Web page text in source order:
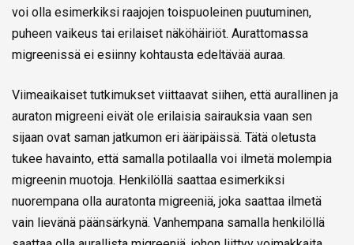
voi olla esimerkiksi raajojen toispuoleinen puutuminen,
puheen vaikeus tai erilaiset näköhäiriöt. Aurattomassa
migreenissä ei esiinny kohtausta edeltävää auraa.
Viimeaikaiset tutkimukset viittaavat siihen, että aurallinen ja
auraton migreeni eivät ole erilaisia sairauksia vaan sen
sijaan ovat saman jatkumon eri ääripäissä. Tätä oletusta
tukee havainto, että samalla potilaalla voi ilmetä molempia
migreenin muotoja. Henkilöllä saattaa esimerkiksi
nuorempana olla auratonta migreeniä, joka saattaa ilmetä
vain lievänä päänsärkynä. Vanhempana samalla henkilöllä